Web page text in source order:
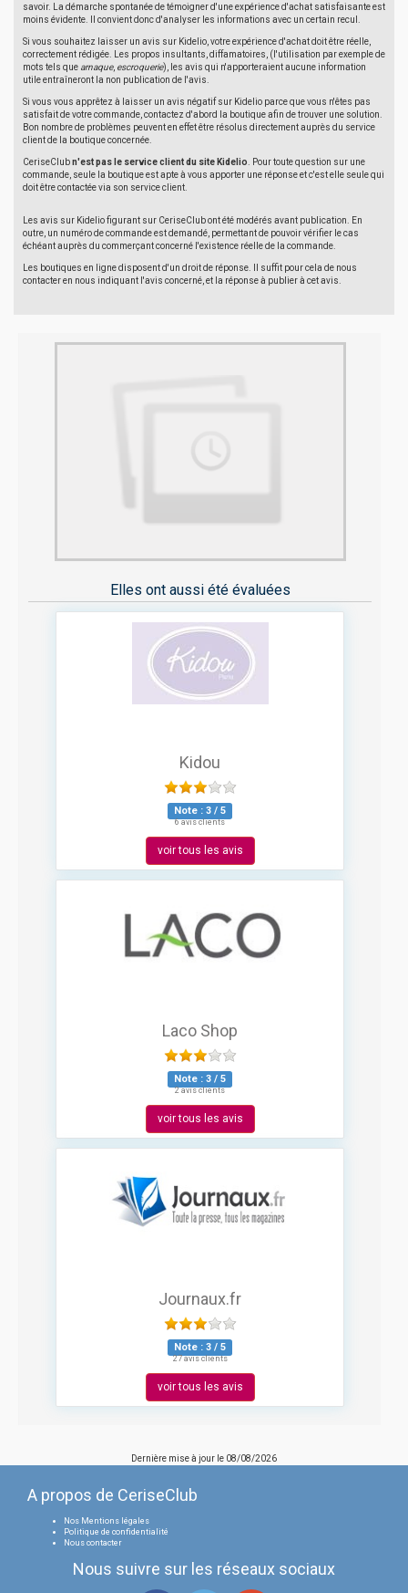
savoir. La démarche spontanée de témoigner d'une expérience d'achat satisfaisante est
moins évidente. Il convient donc d'analyser les informations avec un certain recul.
Si vous souhaitez laisser un avis sur Kidelio, votre expérience d'achat doit être réelle,
correctement rédigée. Les propos insultants, diffamatoires, (l'utilisation par exemple de
mots tels que arnaque, escroquerie), les avis qui n'apporteraient aucune information
utile entraîneront la non publication de l'avis.
Si vous vous apprêtez à laisser un avis négatif sur Kidelio parce que vous n'êtes pas
satisfait de votre commande, contactez d'abord la boutique afin de trouver une solution.
Bon nombre de problèmes peuvent en effet être résolus directement auprès du service
client de la boutique concernée.
CeriseClubn'est pas le service client du site Kidelio . Pour toute question sur une
commande, seule la boutique est apte à vous apporter une réponse et c'est elle seule qui
doit être contactée via son service client.
Les avis sur Kidelio figurant sur CeriseClub ont été modérés avant publication. En
outre, un numéro de commande est demandé, permettant de pouvoir vérifier le cas
échéant auprès du commerçant concerné l'existence réelle de la commande.
Les boutiques en ligne disposent d'un droit de réponse. Il suffit pour cela de nous
contacter en nous indiquant l'avis concerné, et la réponse à publier à cet avis.
Elles ont aussi été évaluées
Kidou
Note : 3 / 5
6 avis clients
voir tous les avis
Laco Shop
Note : 3 / 5
2 avis clients
voir tous les avis
Journaux.fr
Note : 3 / 5
27 avis clients
voir tous les avis
Dernière mise à jour le 08/08/2026
A propos de CeriseClub
Nos Mentions légales
Politique de confidentialité
Nous contacter
Nous suivre sur les réseaux sociaux